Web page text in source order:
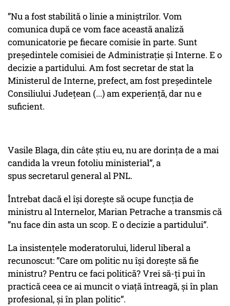
”Nu a fost stabilită o linie a miniștrilor. Vom
comunica după ce vom face această analiză
comunicatorie pe fiecare comisie în parte. Sunt
președintele comisiei de Administrație și Interne. E o
decizie a partidului. Am fost secretar de stat la
Ministerul de Interne, prefect, am fost președintele
Consiliului Județean (...) am experiență, dar nu e
suficient.
Vasile Blaga, din câte știu eu, nu are dorința de a mai
candida la vreun fotoliu ministerial”, a
spus secretarul general al PNL.
Întrebat dacă el își dorește să ocupe funcția de
ministru al Internelor, Marian Petrache a transmis că
”nu face din asta un scop. E o decizie a partidului”.
La insistențele moderatorului, liderul liberal a
recunoscut: ”Care om politic nu își dorește să fie
ministru? Pentru ce faci politică? Vrei să-ți pui în
practică ceea ce ai muncit o viață întreagă, și în plan
profesional, și în plan politic”.